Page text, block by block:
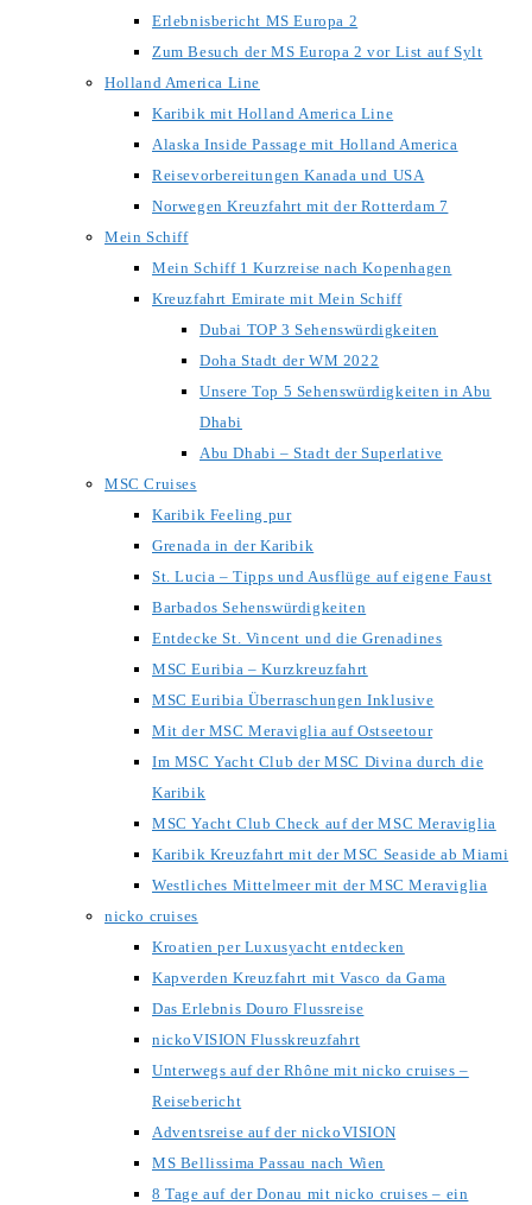
Erlebnisbericht MS Europa 2
Zum Besuch der MS Europa 2 vor List auf Sylt
Holland America Line
Karibik mit Holland America Line
Alaska Inside Passage mit Holland America
Reisevorbereitungen Kanada und USA
Norwegen Kreuzfahrt mit der Rotterdam 7
Mein Schiff
Mein Schiff 1 Kurzreise nach Kopenhagen
Kreuzfahrt Emirate mit Mein Schiff
Dubai TOP 3 Sehenswürdigkeiten
Doha Stadt der WM 2022
Unsere Top 5 Sehenswürdigkeiten in Abu
Dhabi
Abu Dhabi – Stadt der Superlative
MSC Cruises
Karibik Feeling pur
Grenada in der Karibik
St. Lucia – Tipps und Ausflüge auf eigene Faust
Barbados Sehenswürdigkeiten
Entdecke St. Vincent und die Grenadines
MSC Euribia – Kurzkreuzfahrt
MSC Euribia Überraschungen Inklusive
Mit der MSC Meraviglia auf Ostseetour
Im MSC Yacht Club der MSC Divina durch die
Karibik
MSC Yacht Club Check auf der MSC Meraviglia
Karibik Kreuzfahrt mit der MSC Seaside ab Miami
Westliches Mittelmeer mit der MSC Meraviglia
nicko cruises
Kroatien per Luxusyacht entdecken
Kapverden Kreuzfahrt mit Vasco da Gama
Das Erlebnis Douro Flussreise
nickoVISION Flusskreuzfahrt
Unterwegs auf der Rhône mit nicko cruises –
Reisebericht
Adventsreise auf der nickoVISION
MS Bellissima Passau nach Wien
8 Tage auf der Donau mit nicko cruises – ein